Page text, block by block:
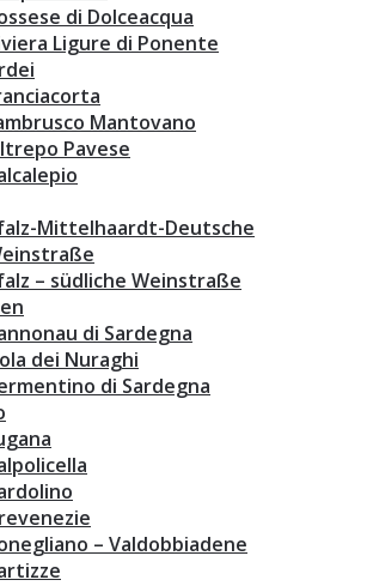
di Dolceacqua
Ligure di Ponente
Mantovano
Pavese
Mittelhaardt-Deutsche
– südliche Weinstraße
di Sardegna
dei Nuraghi
di Sardegna
– Valdobbiadene